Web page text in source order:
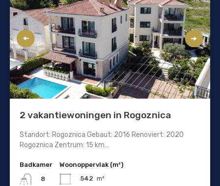
2 vakantiewoningen in Rogoznica
Standort: Rogoznica Gebaut: 2016 Renoviert: 2020
Rogoznica Zentrum: 15 km…
Badkamer
8
Woonoppervlak (m²)
542 m²